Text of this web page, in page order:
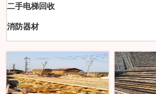
二手电梯回收
消防器材